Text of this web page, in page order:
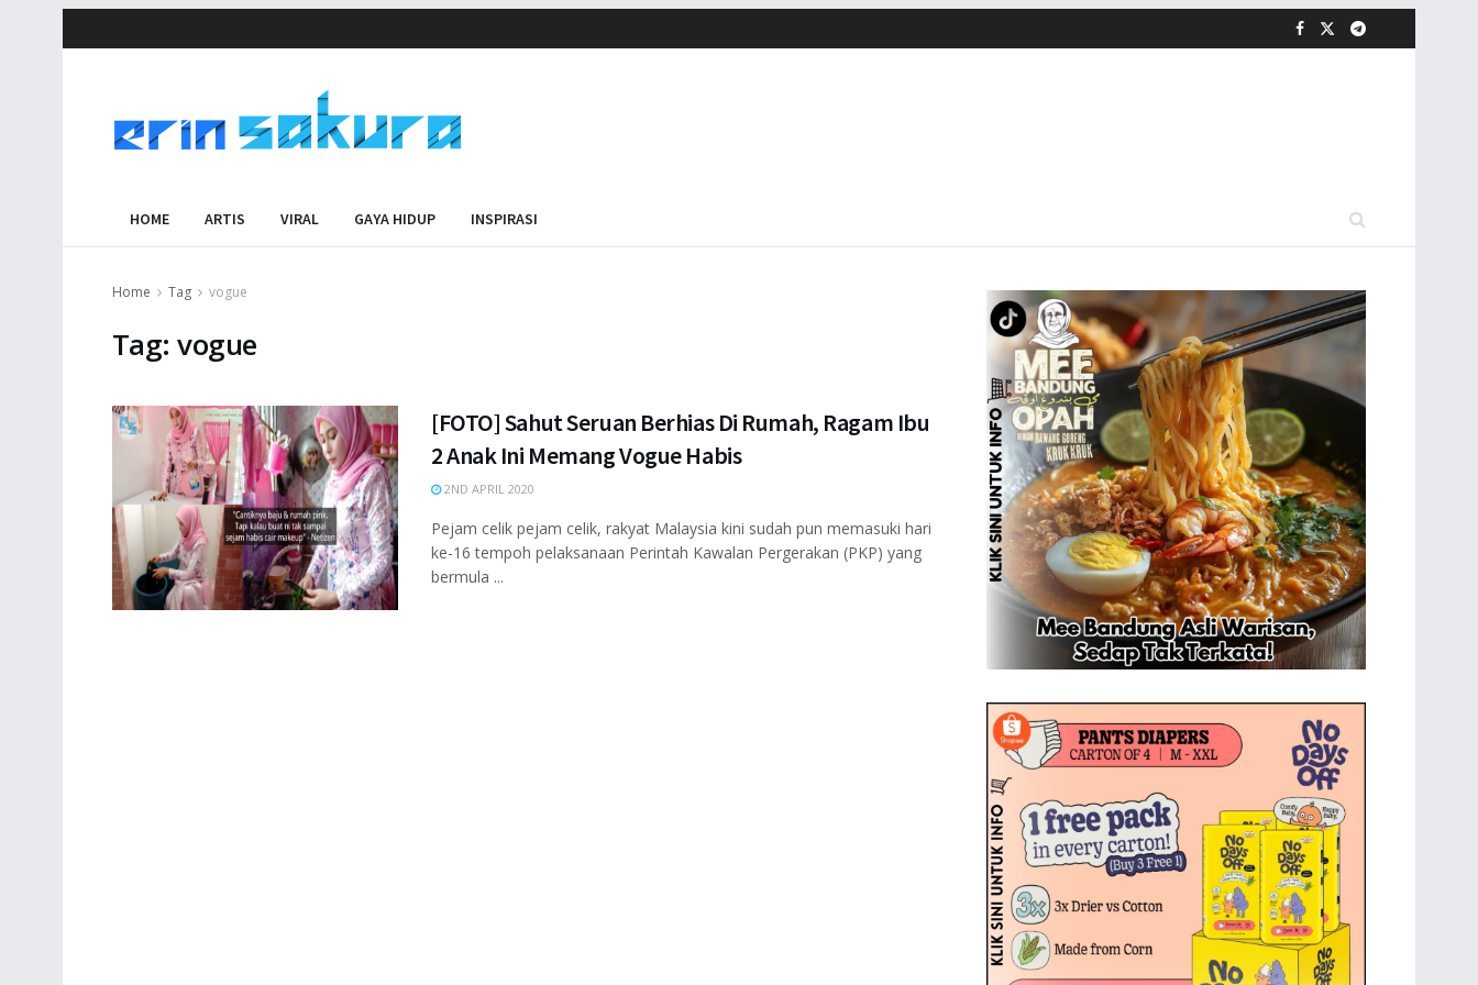
HOME ARTIS VIRAL GAYA HIDUP INSPIRASI
Home Tag vogue
Tag:vogue
[FOTO] Sahut Seruan Berhias Di Rumah, Ragam Ibu
2 Anak Ini Memang Vogue Habis
2ND APRIL 2020
Pejam celik pejam celik, rakyat Malaysia kini sudah pun memasuki hari
ke-16 tempoh pelaksanaan Perintah Kawalan Pergerakan (PKP) yang
bermula ...